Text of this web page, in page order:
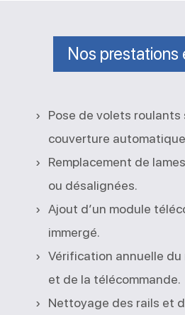
Nos prestations
Pose de volets roulants
couverture
Remplacement de
ou désalignées.
Ajout d’un module
immergé.
Vérification annuelle du
et de la télécommande.
Nettoyage des rails et